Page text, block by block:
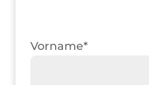
Vorname*